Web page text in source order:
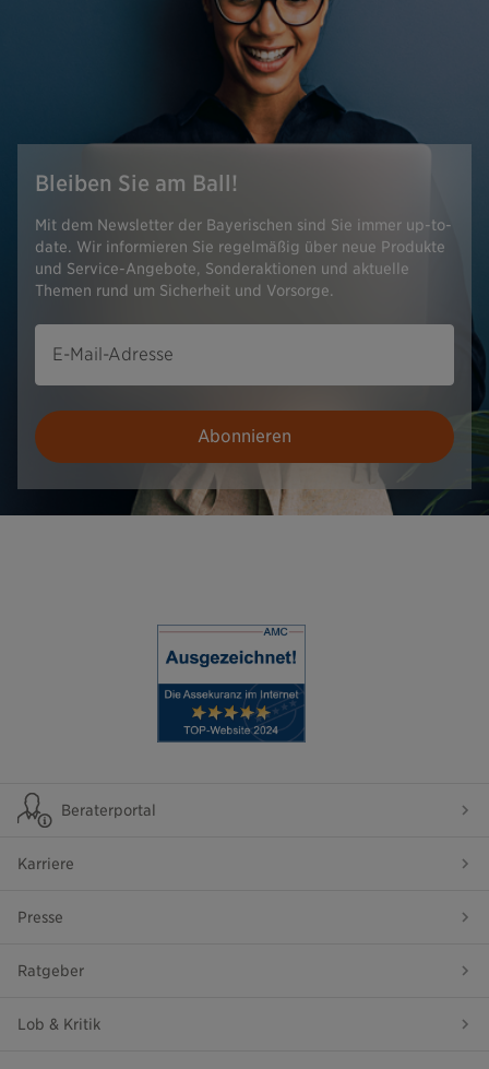
Bleiben Sie am Ball!
Mit dem Newsletter der Bayerischen sind Sie immer up-to-
date. Wir informieren Sie regelmäßig über neue Produkte
und Service-Angebote, Sonderaktionen und aktuelle
Themen rund um Sicherheit und Vorsorge.
E-Mail-Adresse
Abonnieren
Beraterportal
Karriere
Presse
Ratgeber
Lob & Kritik